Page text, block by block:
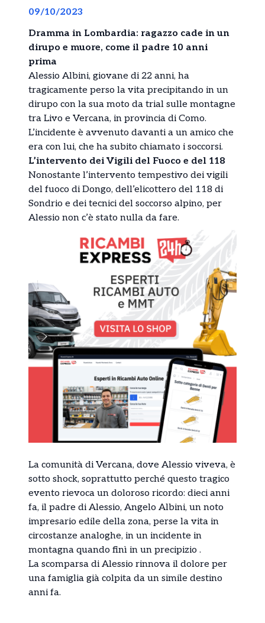
09/10/2023
Dramma in Lombardia: ragazzo cade in un
dirupo e muore, come il padre 10 anni
prima
Alessio Albini, giovane di 22 anni, ha
tragicamente perso la vita precipitando in un
dirupo con la sua moto da trial sulle montagne
tra Livo e Vercana, in provincia di Como.
L’incidente è avvenuto davanti a un amico che
era con lui, che ha subito chiamato i soccorsi.
L’intervento dei Vigili del Fuoco e del 118
Nonostante l’intervento tempestivo dei vigili
del fuoco di Dongo, dell’elicottero del 118 di
Sondrio e dei tecnici del soccorso alpino, per
Alessio non c’è stato nulla da fare.
La comunità di Vercana, dove Alessio viveva, è
sotto shock, soprattutto perché questo tragico
evento rievoca un doloroso ricordo: dieci anni
fa, il padre di Alessio, Angelo Albini, un noto
impresario edile della zona, perse la vita in
circostanze analoghe, in un incidente in
montagna quando finì in un precipizio .
La scomparsa di Alessio rinnova il dolore per
una famiglia già colpita da un simile destino
anni fa.